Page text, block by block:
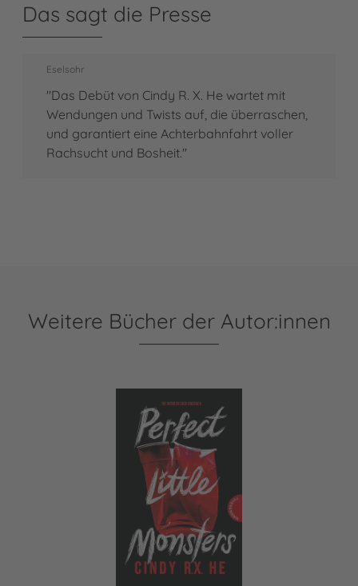
Das sagt die Presse
Eselsohr
"Das Debüt von Cindy R. X. He wartet mit
Wendungen und Twists auf, die überraschen,
und garantiert eine Achterbahnfahrt voller
Rachsucht und Bosheit."
Weitere Bücher der Autor:innen